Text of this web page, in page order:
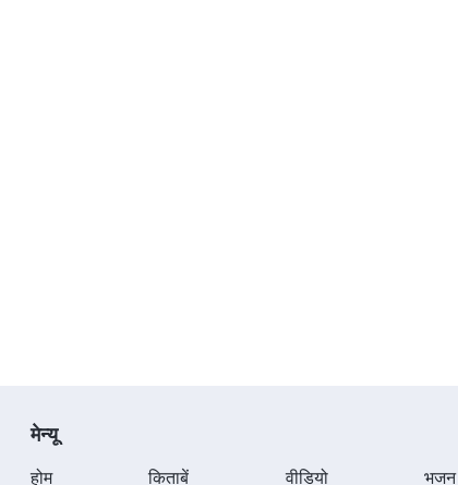
मेन्यू
होम किताबें वीडियो भजन